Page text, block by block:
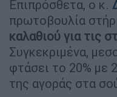
Επιπρόσθετα, ο κ.
πρωτοβουλία
καλαθιού για τις
Συγκεκριμένα,
φτάσει το 20% με
της αγοράς στα